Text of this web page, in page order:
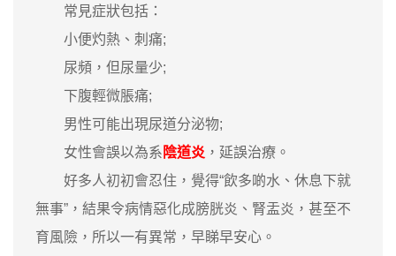
常見症狀包括：
小便灼熱、刺痛;
尿頻，但尿量少;
下腹輕微脹痛;
男性可能出現尿道分泌物;
女性會誤以為系 陰道炎 ，延誤治療。
好多人初初會忍住，覺得“飲多啲水、休息下就
無事”，結果令病情惡化成膀胱炎、腎盂炎，甚至不
育風險，所以一有異常，早睇早安心。